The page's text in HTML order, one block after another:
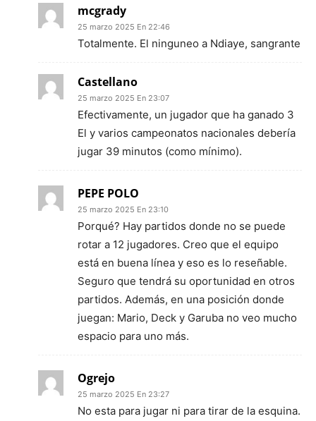
mcgrady
25 marzo 2025 En 22:46
Totalmente. El ninguneo a Ndiaye, sangrante
Castellano
25 marzo 2025 En 23:07
Efectivamente, un jugador que ha ganado 3
El y varios campeonatos nacionales debería
jugar 39 minutos (como mínimo).
PEPE POLO
25 marzo 2025 En 23:10
Porqué? Hay partidos donde no se puede
rotar a 12 jugadores. Creo que el equipo
está en buena línea y eso es lo reseñable.
Seguro que tendrá su oportunidad en otros
partidos. Además, en una posición donde
juegan: Mario, Deck y Garuba no veo mucho
espacio para uno más.
Ogrejo
25 marzo 2025 En 23:27
No esta para jugar ni para tirar de la esquina.